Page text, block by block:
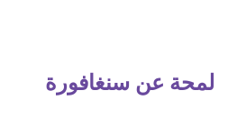
لمحة عن سنغافورة